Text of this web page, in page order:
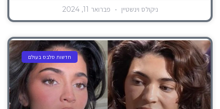
ניקולס וינשטיין פברואר 11, 2024
חדשות סלבס בעולם